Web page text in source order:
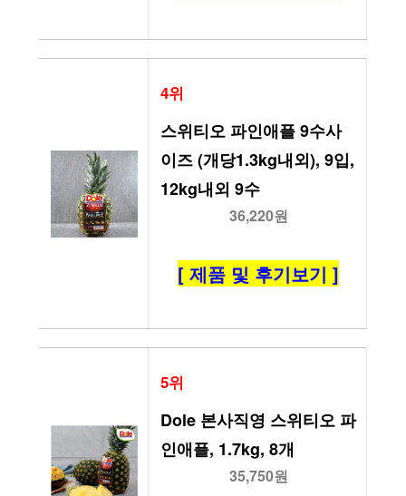
4위
스위티오 파인애플 9수사
이즈 (개당1.3kg내외), 9입,
12kg내외 9수
36,220원
[ 제품 및 후기보기 ]
5위
Dole 본사직영 스위티오 파
인애플, 1.7kg, 8개
35,750원